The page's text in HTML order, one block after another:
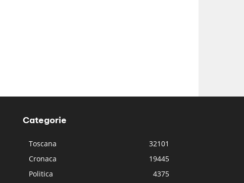
Categorie
Toscana
32101
Cronaca
19445
Politica
4375